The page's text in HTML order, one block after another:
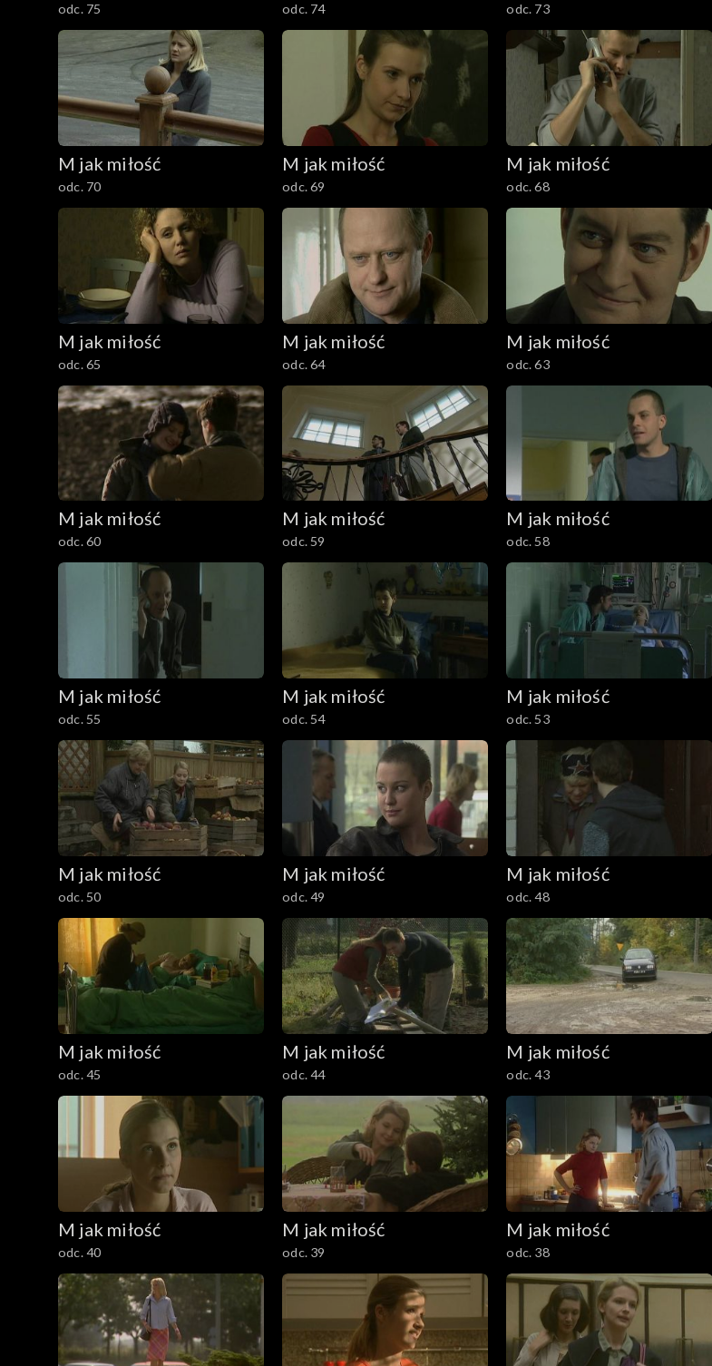
odc. 75 odc. 74 odc. 73
M jak miłość
odc. 70
M jak miłość
odc. 69
M jak miłość
odc. 68
M jak miłość
odc. 65
M jak miłość
odc. 64
M jak miłość
odc. 63
M jak miłość
odc. 60
M jak miłość
odc. 59
M jak miłość
odc. 58
M jak miłość
odc. 55
M jak miłość
odc. 54
M jak miłość
odc. 53
M jak miłość
odc. 50
M jak miłość
odc. 49
M jak miłość
odc. 48
M jak miłość
odc. 45
M jak miłość
odc. 44
M jak miłość
odc. 43
M jak miłość
odc. 40
M jak miłość
odc. 39
M jak miłość
odc. 38